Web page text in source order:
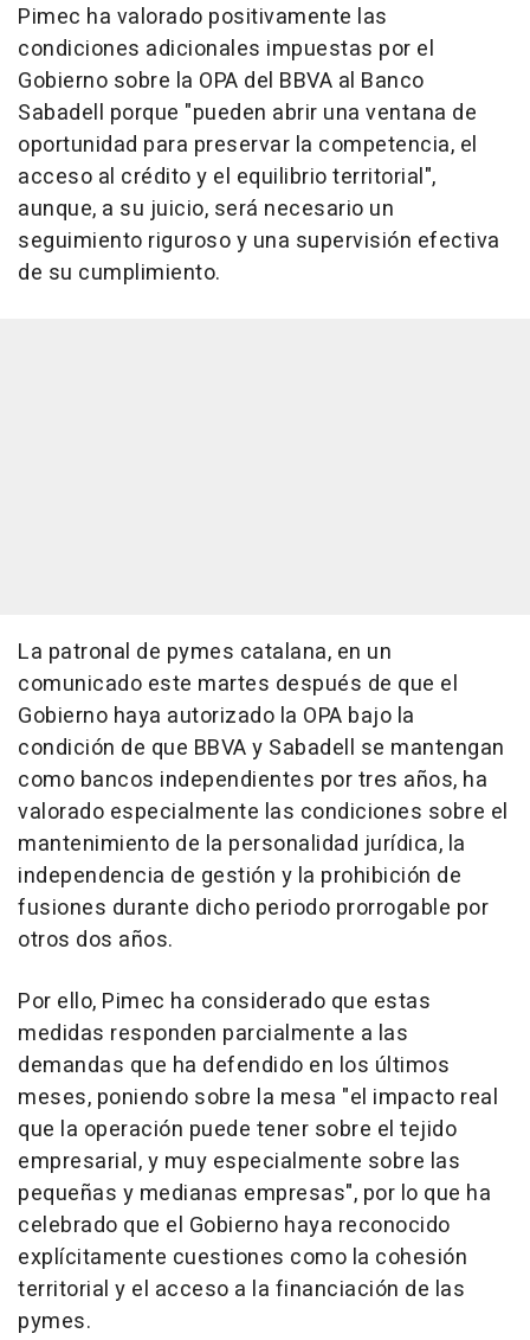
Pimec ha valorado positivamente las
condiciones adicionales impuestas por el
Gobierno sobre la OPA del BBVA al Banco
Sabadell porque "pueden abrir una ventana de
oportunidad para preservar la competencia, el
acceso al crédito y el equilibrio territorial",
aunque, a su juicio, será necesario un
seguimiento riguroso y una supervisión efectiva
de su cumplimiento.
La patronal de pymes catalana, en un
comunicado este martes después de que el
Gobierno haya autorizado la OPA bajo la
condición de que BBVA y Sabadell se mantengan
como bancos independientes por tres años, ha
valorado especialmente las condiciones sobre el
mantenimiento de la personalidad jurídica, la
independencia de gestión y la prohibición de
fusiones durante dicho periodo prorrogable por
otros dos años.
Por ello, Pimec ha considerado que estas
medidas responden parcialmente a las
demandas que ha defendido en los últimos
meses, poniendo sobre la mesa "el impacto real
que la operación puede tener sobre el tejido
empresarial, y muy especialmente sobre las
pequeñas y medianas empresas", por lo que ha
celebrado que el Gobierno haya reconocido
explícitamente cuestiones como la cohesión
territorial y el acceso a la financiación de las
pymes.